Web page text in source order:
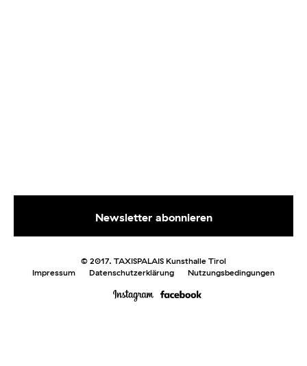
© 2017. TAXISPALAIS Kunsthalle Tirol
Impressum
Datenschutzerklärung Nutzungsbedingungen